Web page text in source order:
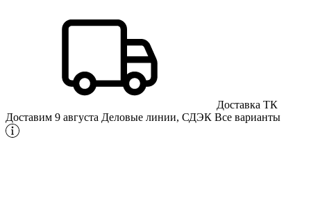
Доставка ТК
Доставим 9 августа Деловые линии, СДЭК Все варианты